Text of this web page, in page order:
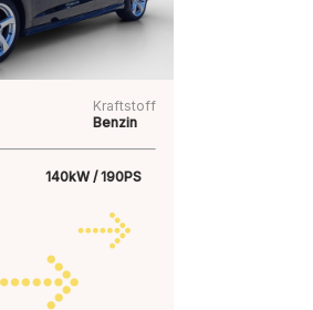
Kraftstoff
Benzin
140kW / 190PS